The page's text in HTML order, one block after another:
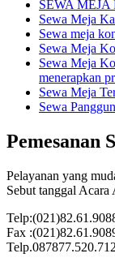
SEWA
Sewa Meja
Sewa meja
Sewa Meja
Sewa Meja
menerapkan
Sewa Meja
Sewa
Pemesanan
Pelayanan yang
Sebut tanggal Acara
Fax
Telp.087877.520.712